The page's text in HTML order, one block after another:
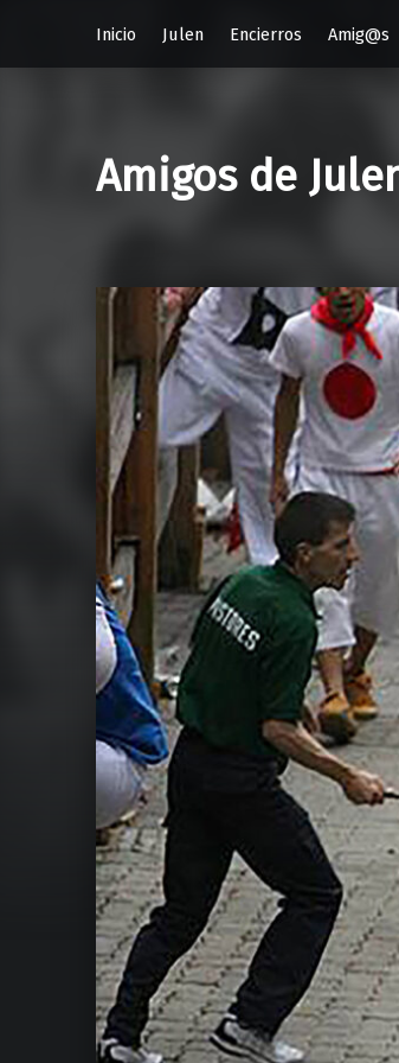
Inicio
Julen Encierros Amig@s
Amigos de